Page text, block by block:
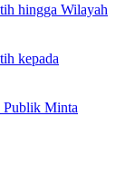
hingga Wilayah
kepada
Publik Minta